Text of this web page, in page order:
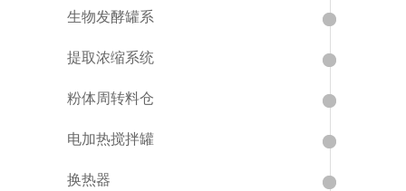
生物发酵罐系
提取浓缩系统
粉体周转料仓
电加热搅拌罐
换热器